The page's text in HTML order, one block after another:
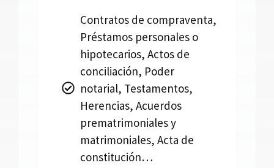
Contratos de compraventa,
Préstamos personales o
hipotecarios, Actos de
conciliación, Poder
notarial, Testamentos,
Herencias, Acuerdos
prematrimoniales y
matrimoniales, Acta de
constitución…